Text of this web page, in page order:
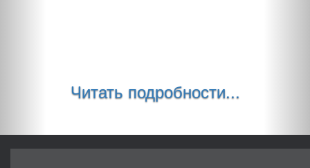
Читать подробности...